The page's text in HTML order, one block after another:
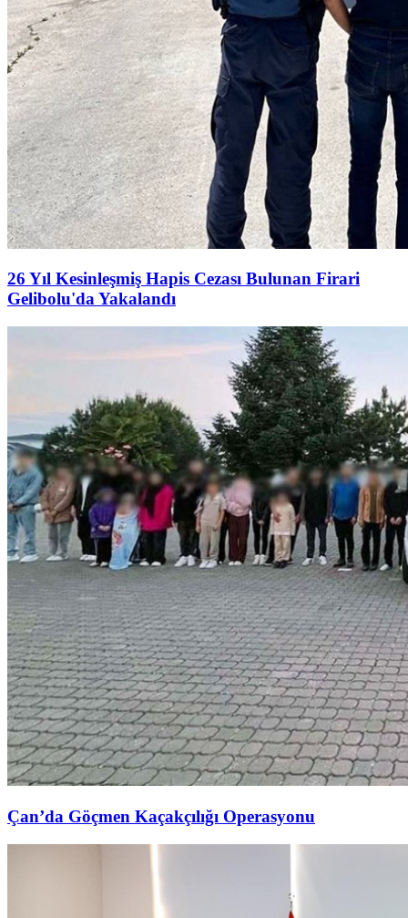
26 Yıl Kesinleşmiş Hapis Cezası Bulunan Firari
Gelibolu'da Yakalandı
Çan’da Göçmen Kaçakçılığı Operasyonu